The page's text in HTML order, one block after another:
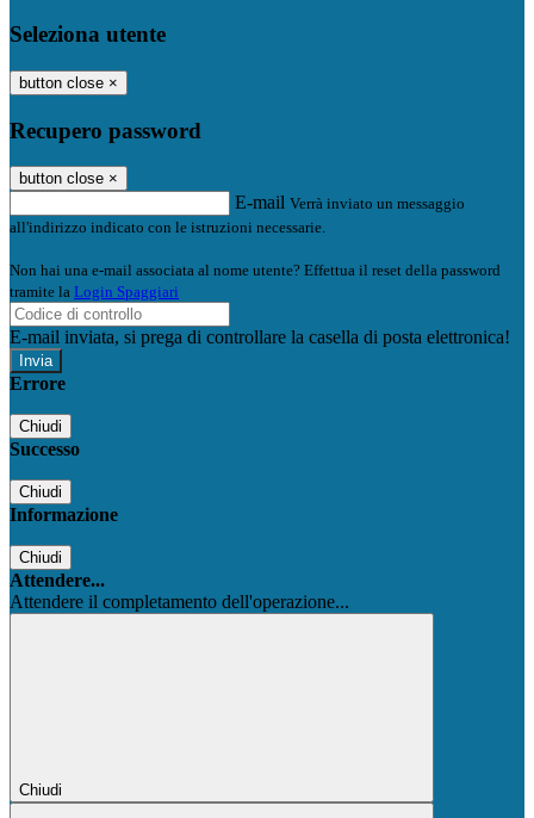
Seleziona utente
button close ×
Recupero password
button close ×
E-mail Verrà inviato un messaggio
all'indirizzo indicato con le istruzioni necessarie.
Non hai una e-mail associata al nome utente? Effettua il reset della password
tramite la Login Spaggiari
E-mail inviata, si prega di controllare la casella di posta elettronica!
Errore
Chiudi
Successo
Chiudi
Informazione
Chiudi
Attendere...
Attendere il completamento dell'operazione...
Chiudi